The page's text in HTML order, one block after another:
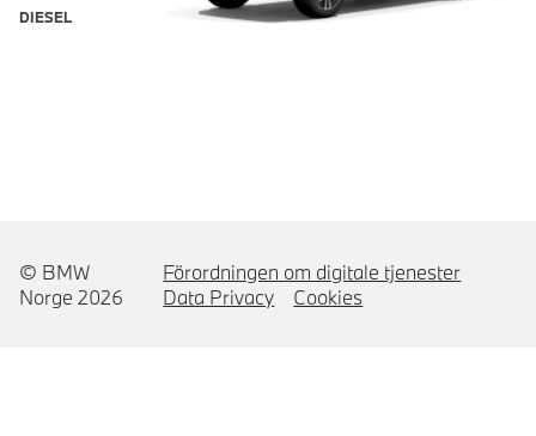
DIESEL
© BMW
Norge 2026
Förordningen om digitale tjenester
Data Privacy
Cookies